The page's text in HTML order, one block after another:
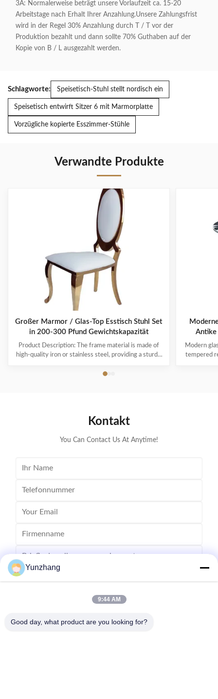
3A: Normalerweise beträgt unsere Vorlaufzeit ca. 15-20
Arbeitstage nach Erhalt Ihrer Anzahlung.Unsere Zahlungsfrist
wird in der Regel 30% Anzahlung durch T / T vor der
Produktion bezahlt und dann sollte 70% Guthaben auf der
Kopie von B / L ausgezahlt werden.
Schlagworte: Speisetisch-Stuhl stellt nordisch ein
Speisetisch entwirft Sitzer 6 mit Marmorplatte
Vorzügliche kopierte Esszimmer-Stühle
Verwandte Produkte
Großer Marmor / Glas-Top Esstisch Stuhl Set
in 200-300 Pfund Gewichtskapazität
Product Description: The frame material is made of
high-quality iron or stainless steel, providing a sturdy
chair will last for years to come, withstanding daily
Antike
Modern
tempered
Kontakt
You Can Contact Us At Anytime!
Yunzhang
9:44 AM
Good day, what product are you looking for?